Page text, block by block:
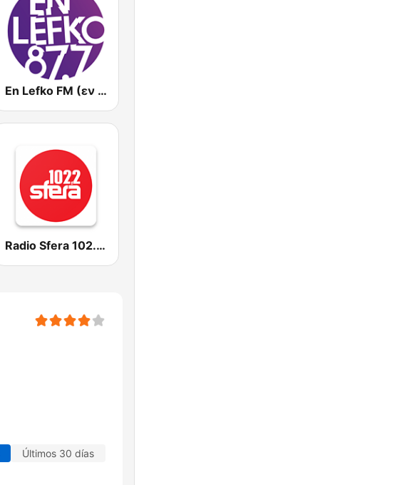
En Lefko FM (εν λευκω)
Radio Sfera 102.2 FM
Últimos 30 días